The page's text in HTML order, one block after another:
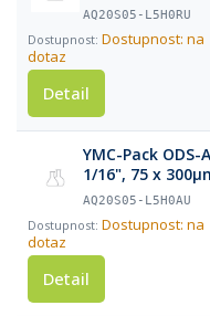
AQ20S05-L5H0RU
Dostupnost: na
dotaz
Detail
YMC-Pack
1/16", 75 x
AQ20S05-L5H0AU
Dostupnost: na
dotaz
Detail